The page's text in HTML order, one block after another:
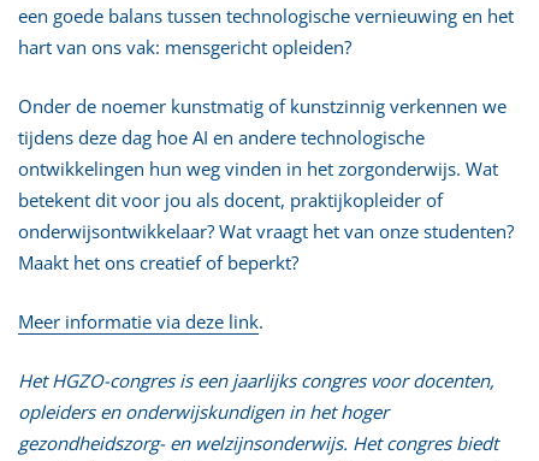
een goede balans tussen technologische vernieuwing en het
hart van ons vak: mensgericht opleiden?
Onder de noemer kunstmatig of kunstzinnig verkennen we
tijdens deze dag hoe AI en andere technologische
ontwikkelingen hun weg vinden in het zorgonderwijs. Wat
betekent dit voor jou als docent, praktijkopleider of
onderwijsontwikkelaar? Wat vraagt het van onze studenten?
Maakt het ons creatief of beperkt?
Meer informatie via deze link.
Het HGZO-congres is een jaarlijks congres voor docenten,
opleiders en onderwijskundigen in het hoger
gezondheidszorg- en welzijnsonderwijs. Het congres biedt